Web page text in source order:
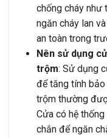
chống cháy như
ngăn cháy lan
an toàn trong
Nên sử dụng
trộm: Sử dụng
để tăng tính bảo
trộm thường
Cửa có hệ
chắn để ngăn